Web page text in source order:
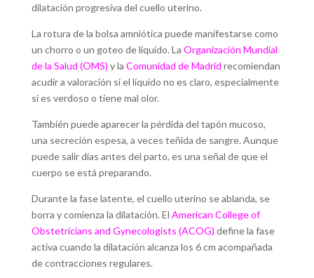
dilatación progresiva del cuello uterino.
La rotura de la bolsa amniótica puede manifestarse como
un chorro o un goteo de líquido. La Organización Mundial
de la Salud (OMS) y la Comunidad de Madrid recomiendan
acudir a valoración si el líquido no es claro, especialmente
si es verdoso o tiene mal olor.
También puede aparecer la pérdida del tapón mucoso,
una secreción espesa, a veces teñida de sangre. Aunque
puede salir días antes del parto, es una señal de que el
cuerpo se está preparando.
Durante la fase latente, el cuello uterino se ablanda, se
borra y comienza la dilatación. El American College of
Obstetricians and Gynecologists (ACOG) define la fase
activa cuando la dilatación alcanza los 6 cm acompañada
de contracciones regulares.